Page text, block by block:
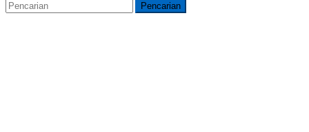
Pencarian